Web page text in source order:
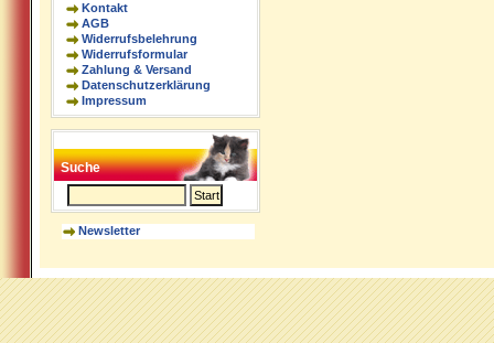
Kontakt
AGB
Widerrufsbelehrung
Widerrufsformular
Zahlung & Versand
Datenschutzerklärung
Impressum
Suche
Newsletter